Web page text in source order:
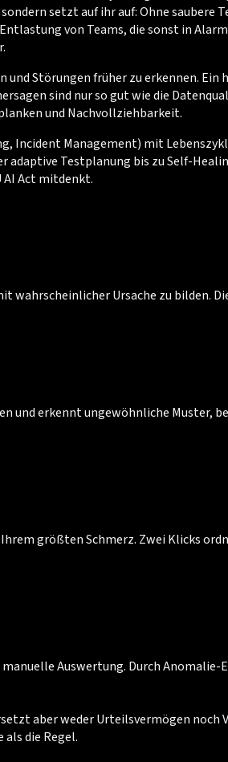
setzt auf ihr auf: Ohne saubere
von Teams, die sonst in
Störungen früher zu erkennen.
sind nur so gut wie die
und Nachvollziehbarkeit.
Incident Management) mit
Testplanung bis zu Self-
AI Act mitdenkt.
Ursache zu bilden.
erkennt ungewöhnliche Muster,
größten Schmerz. Zwei Klicks
Auswertung. Durch
aber weder Urteilsvermögen noch
die Regel.